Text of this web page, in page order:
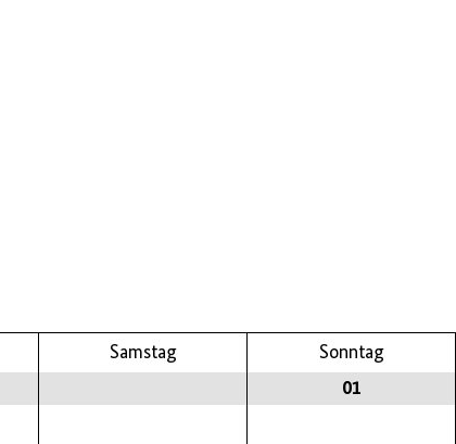
Samstag
Sonntag
01